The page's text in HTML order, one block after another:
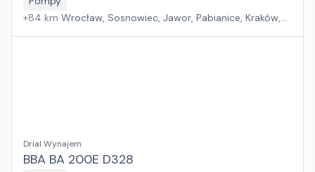
+84 km Wrocław, Sosnowiec, Jawor, Pabianice, Kraków,
Drial Wynajem
BBA BA 200E D328